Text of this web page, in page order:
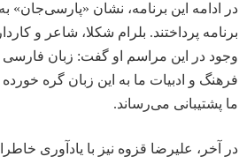
در ادامه این برنامه، نشان
برنامه پرداختند. بلرام شکلا، شاعر و
وجود در این مراسم او گفت: زبان
فرهنگ و ادبیات ما به این زبان گره
ما پشتیبانی می‌رساند.
در آخر، علیرضا قزوه نیز با یادآوری